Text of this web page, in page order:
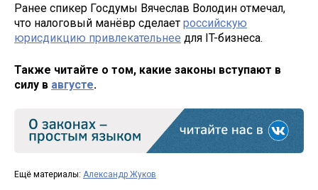
Ранее спикер Госдумы Вячеслав Володин отмечал,
что налоговый манёвр сделает российскую
юрисдикцию привлекательнее для IT-бизнеса.
Также читайте о том, какие законы вступают в
силу в августе.
Ещё материалы: Александр Жуков